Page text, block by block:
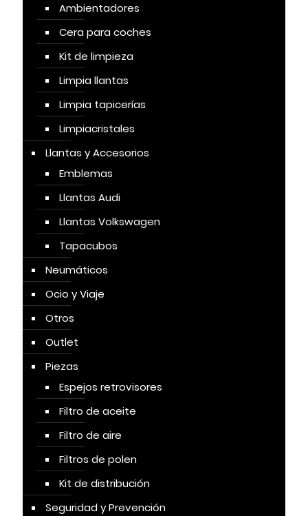
Ambientadores
Cera para coches
Kit de limpieza
Limpia llantas
Limpia tapicerías
Limpiacristales
Llantas y Accesorios
Emblemas
Llantas Audi
Llantas Volkswagen
Tapacubos
Neumáticos
Ocio y Viaje
Otros
Outlet
Piezas
Espejos retrovisores
Filtro de aceite
Filtro de aire
Filtros de polen
Kit de distribución
Seguridad y Prevención